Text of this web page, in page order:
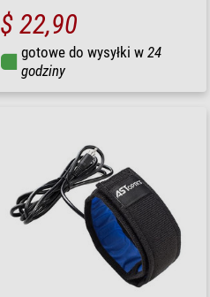
$ 22,90
gotowe do wysyłki w 24
godziny